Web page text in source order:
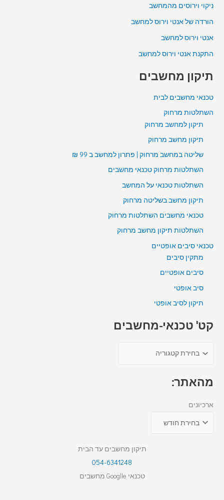
ניקוי וירוסים מהמחשב
הורדה של אנטי וירוס למחשב
אנטי וירוס למחשב
התקנת אנטי וירוס למחשב
תיקון מחשבים
טכנאי מחשבים לבית
השתלטות מרחוק
תיקון למחשב מרחוק
תיקון מחשב מרחוק
שליטה במחשב מרחוק | פתרון למחשב ב 99 ₪
השתלטות מרחוק טכנאי מחשבים
השתלטות טכנאי על המחשב
תיקון מחשב בשליטה מרחוק
טכנאי מחשבים השתלטות מרחוק
השתלטות תיקון מחשב מרחוק
טכנאי סיבים אופטיים
מתקין סיבים
סיבים אופטיים
סיב אופטי
תיקון לסיב אופטי
קט' טכנאי-מחשבים
מהאתר:
ארכיונים
תיקון מחשבים עד הבית
054-6341248
טכנאי Googlle מחשבים